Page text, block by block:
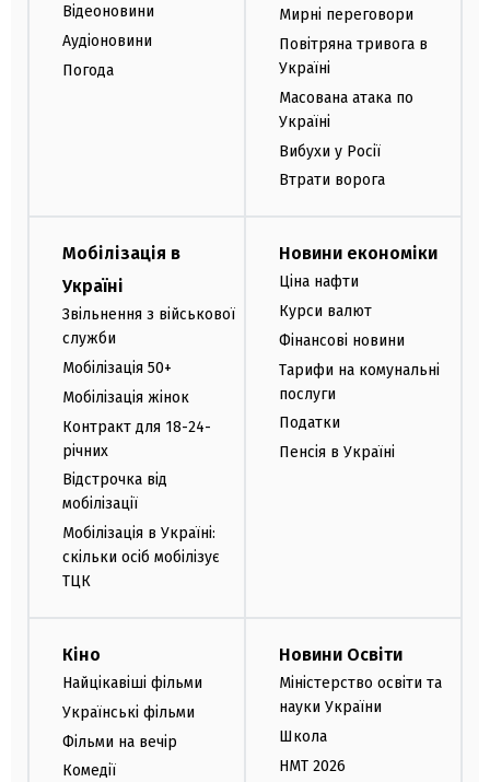
Відеоновини
Аудіоновини
Погода
Мирні переговори
Повітряна тривога в
Україні
Масована атака по
Україні
Вибухи у Росії
Втрати ворога
Мобілізація в
Україні
Звільнення з військової
служби
Мобілізація 50+
Мобілізація жінок
Контракт для 18-24-
річних
Відстрочка від
мобілізації
Мобілізація в Україні:
скільки осіб мобілізує
ТЦК
Новини економіки
Ціна нафти
Курси валют
Фінансові новини
Тарифи на комунальні
послуги
Податки
Пенсія в Україні
Кіно
Найцікавіші фільми
Українські фільми
Фільми на вечір
Комедії
Новини Освіти
Міністерство освіти та
науки України
Школа
НМТ 2026